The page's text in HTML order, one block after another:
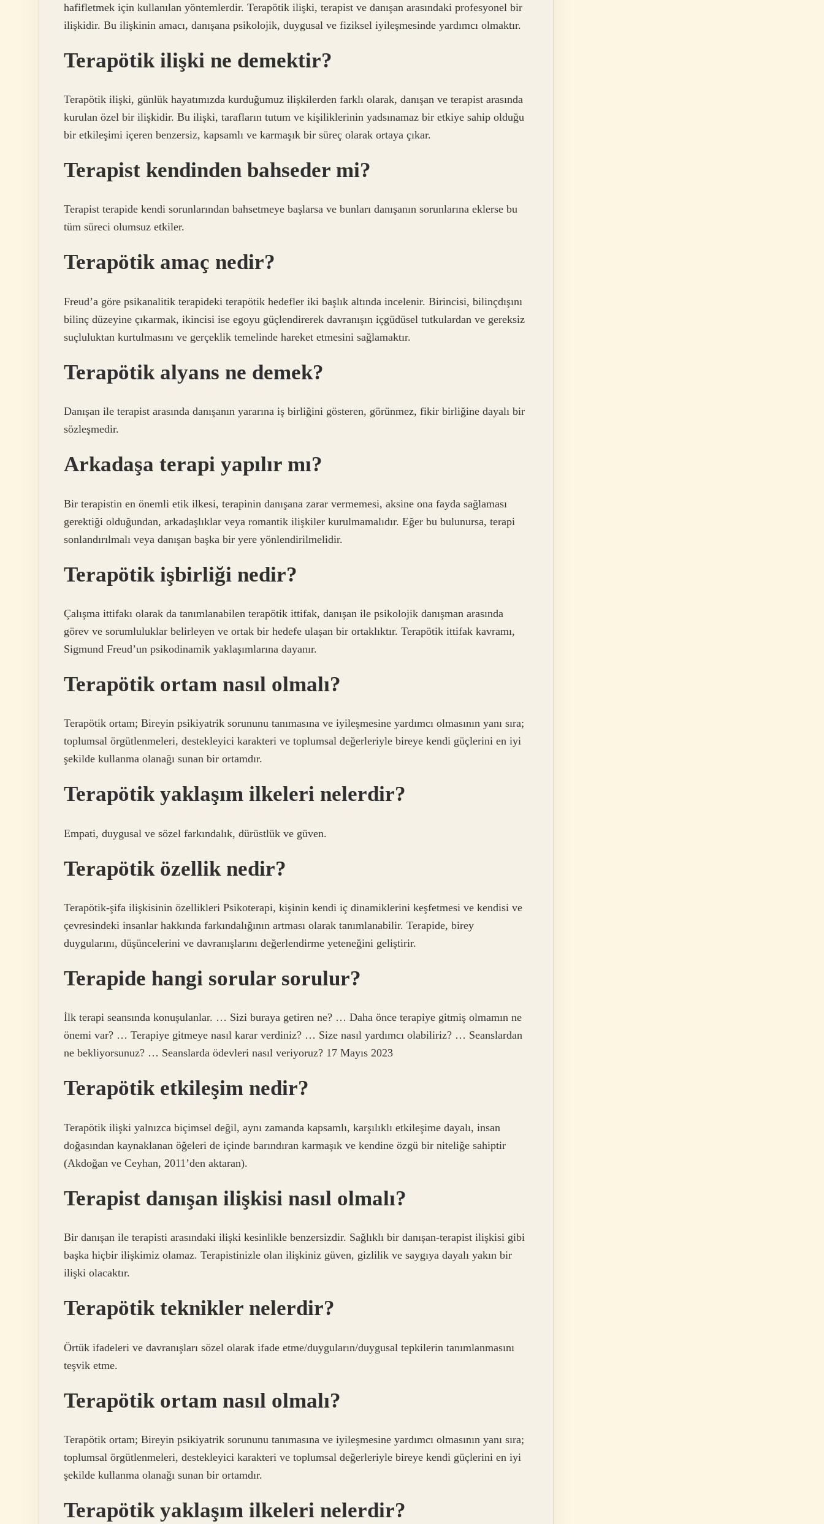
hafifletmek için kullanılan yöntemlerdir. Terapötik ilişki, terapist ve danışan arasındaki profesyonel bir
ilişkidir. Bu ilişkinin amacı, danışana psikolojik, duygusal ve fiziksel iyileşmesinde yardımcı olmaktır.
Terapötik ilişki ne demektir?
Terapötik ilişki, günlük hayatımızda kurduğumuz ilişkilerden farklı olarak, danışan ve terapist arasında
kurulan özel bir ilişkidir. Bu ilişki, tarafların tutum ve kişiliklerinin yadsınamaz bir etkiye sahip olduğu
bir etkileşimi içeren benzersiz, kapsamlı ve karmaşık bir süreç olarak ortaya çıkar.
Terapist kendinden bahseder mi?
Terapist terapide kendi sorunlarından bahsetmeye başlarsa ve bunları danışanın sorunlarına eklerse bu
tüm süreci olumsuz etkiler.
Terapötik amaç nedir?
Freud’a göre psikanalitik terapideki terapötik hedefler iki başlık altında incelenir. Birincisi, bilinçdışını
bilinç düzeyine çıkarmak, ikincisi ise egoyu güçlendirerek davranışın içgüdüsel tutkulardan ve gereksiz
suçluluktan kurtulmasını ve gerçeklik temelinde hareket etmesini sağlamaktır.
Terapötik alyans ne demek?
Danışan ile terapist arasında danışanın yararına iş birliğini gösteren, görünmez, fikir birliğine dayalı bir
sözleşmedir.
Arkadaşa terapi yapılır mı?
Bir terapistin en önemli etik ilkesi, terapinin danışana zarar vermemesi, aksine ona fayda sağlaması
gerektiği olduğundan, arkadaşlıklar veya romantik ilişkiler kurulmamalıdır. Eğer bu bulunursa, terapi
sonlandırılmalı veya danışan başka bir yere yönlendirilmelidir.
Terapötik işbirliği nedir?
Çalışma ittifakı olarak da tanımlanabilen terapötik ittifak, danışan ile psikolojik danışman arasında
görev ve sorumluluklar belirleyen ve ortak bir hedefe ulaşan bir ortaklıktır. Terapötik ittifak kavramı,
Sigmund Freud’un psikodinamik yaklaşımlarına dayanır.
Terapötik ortam nasıl olmalı?
Terapötik ortam; Bireyin psikiyatrik sorununu tanımasına ve iyileşmesine yardımcı olmasının yanı sıra;
toplumsal örgütlenmeleri, destekleyici karakteri ve toplumsal değerleriyle bireye kendi güçlerini en iyi
şekilde kullanma olanağı sunan bir ortamdır.
Terapötik yaklaşım ilkeleri nelerdir?
Empati, duygusal ve sözel farkındalık, dürüstlük ve güven.
Terapötik özellik nedir?
Terapötik-şifa ilişkisinin özellikleri Psikoterapi, kişinin kendi iç dinamiklerini keşfetmesi ve kendisi ve
çevresindeki insanlar hakkında farkındalığının artması olarak tanımlanabilir. Terapide, birey
duygularını, düşüncelerini ve davranışlarını değerlendirme yeteneğini geliştirir.
Terapide hangi sorular sorulur?
İlk terapi seansında konuşulanlar. … Sizi buraya getiren ne? … Daha önce terapiye gitmiş olmamın ne
önemi var? … Terapiye gitmeye nasıl karar verdiniz? … Size nasıl yardımcı olabiliriz? … Seanslardan
ne bekliyorsunuz? … Seanslarda ödevleri nasıl veriyoruz? 17 Mayıs 2023
Terapötik etkileşim nedir?
Terapötik ilişki yalnızca biçimsel değil, aynı zamanda kapsamlı, karşılıklı etkileşime dayalı, insan
doğasından kaynaklanan öğeleri de içinde barındıran karmaşık ve kendine özgü bir niteliğe sahiptir
(Akdoğan ve Ceyhan, 2011’den aktaran).
Terapist danışan ilişkisi nasıl olmalı?
Bir danışan ile terapisti arasındaki ilişki kesinlikle benzersizdir. Sağlıklı bir danışan-terapist ilişkisi gibi
başka hiçbir ilişkimiz olamaz. Terapistinizle olan ilişkiniz güven, gizlilik ve saygıya dayalı yakın bir
ilişki olacaktır.
Terapötik teknikler nelerdir?
Örtük ifadeleri ve davranışları sözel olarak ifade etme/duyguların/duygusal tepkilerin tanımlanmasını
teşvik etme.
Terapötik ortam nasıl olmalı?
Terapötik ortam; Bireyin psikiyatrik sorununu tanımasına ve iyileşmesine yardımcı olmasının yanı sıra;
toplumsal örgütlenmeleri, destekleyici karakteri ve toplumsal değerleriyle bireye kendi güçlerini en iyi
şekilde kullanma olanağı sunan bir ortamdır.
Terapötik yaklaşım ilkeleri nelerdir?